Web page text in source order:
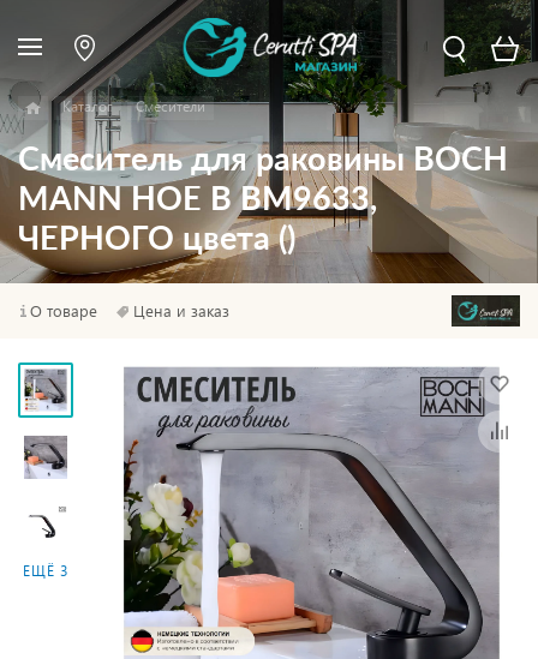
Каталог Смесители
Смеситель для раковины BOCH
MANN HOE B BM9633,
ЧЕРНОГО цвета ()
О товаре Цена и заказ
ЕЩЁ 3